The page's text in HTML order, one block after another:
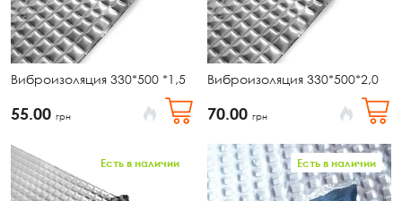
Виброизоляция 330*500 *1,5
55.00 грн
Виброизоляция 330*500*2,0
70.00 грн
Есть в наличии Есть в наличии